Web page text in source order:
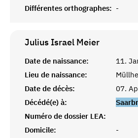
Différentes orthographes: -
Julius Israel Meier
Date de naissance:
11.
Lieu de naissance:
Date de décès:
07.
Décédé(e) à:
Numéro de dossier LEA:
Domicile:
-